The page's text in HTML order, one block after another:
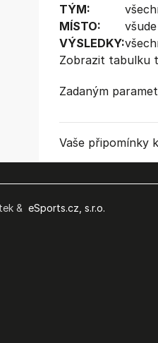
TÝM:
MÍSTO:
všude
VÝSLEDKY:
Zobrazit tabulku
Zadaným
Vaše připomínky
&eSports.cz, s.r.o.